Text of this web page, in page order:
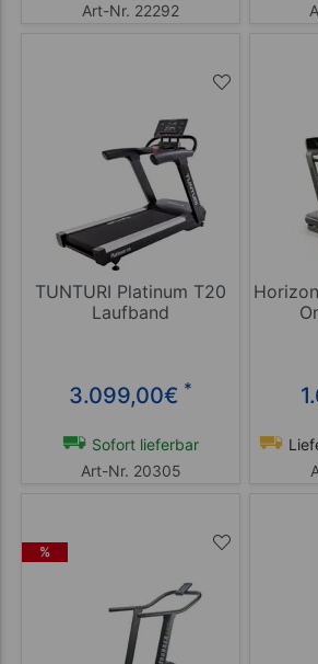
Art-Nr. 22292
TUNTURI Platinum T20
Laufband
3.099,00€ *
Sofort lieferbar
Art-Nr. 20305
%